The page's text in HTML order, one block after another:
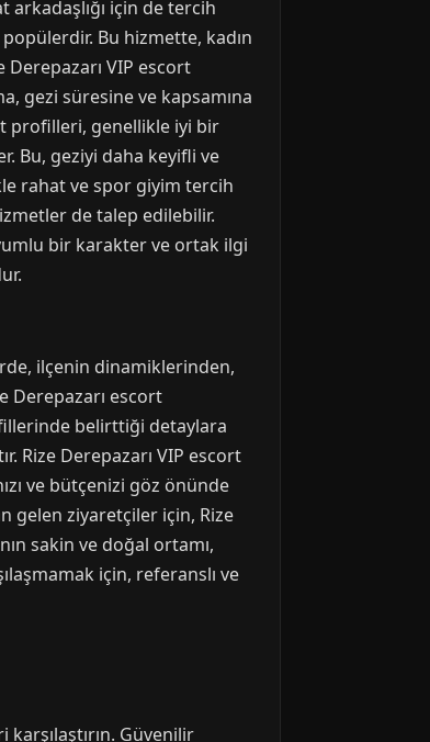
arkadaşlığı için de tercih
Bu hizmette, kadın
VIP escort
gezi süresine ve kapsamına
profilleri, genellikle iyi bir
Bu, geziyi daha keyifli ve
rahat ve spor giyim tercih
de talep edilebilir.
bir karakter ve ortak ilgi
ilçenin dinamiklerinden,
Derepazarı escort
belirttiği detaylara
Rize Derepazarı VIP escort
ve bütçenizi göz önünde
gelen ziyaretçiler için, Rize
sakin ve doğal ortamı,
için, referanslı ve
Güvenilir